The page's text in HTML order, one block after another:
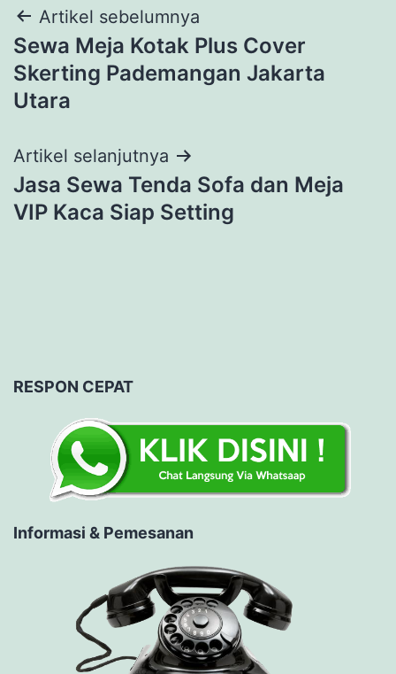
Navigasi
pos
Artikel sebelumnya
Sewa Meja Kotak Plus Cover
Skerting Pademangan Jakarta
Utara
Artikel selanjutnya
Jasa Sewa Tenda Sofa dan Meja
VIP Kaca Siap Setting
RESPON CEPAT
Informasi & Pemesanan